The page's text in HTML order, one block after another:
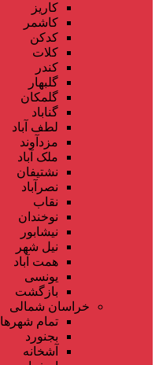
کاریز
کاشمر
کدکن
کلات
کندر
گلبهار
گلمکان
گناباد
لطف آباد
مزدآوند
ملک آباد
نشتیفان
نصرآباد
نقاب
نوخندان
نیشابور
نیل شهر
همت آباد
یونسی
بازگشت
خراسان شمالی
تمام شهر‌ها
بجنورد
آشخانه